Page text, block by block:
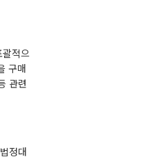
적으
구매
관련
정대